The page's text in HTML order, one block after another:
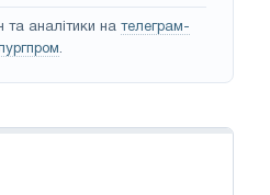
та аналітики на телеграм-
.